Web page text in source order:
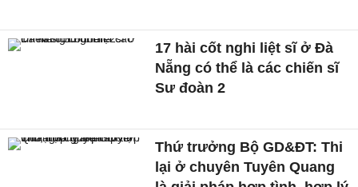
17 hài cốt nghi liệt sĩ ở Đà
Nẵng có thể là các chiến sĩ
Sư đoàn 2
Thứ trưởng Bộ GD&ĐT: Thi
lại ở chuyên Tuyên Quang